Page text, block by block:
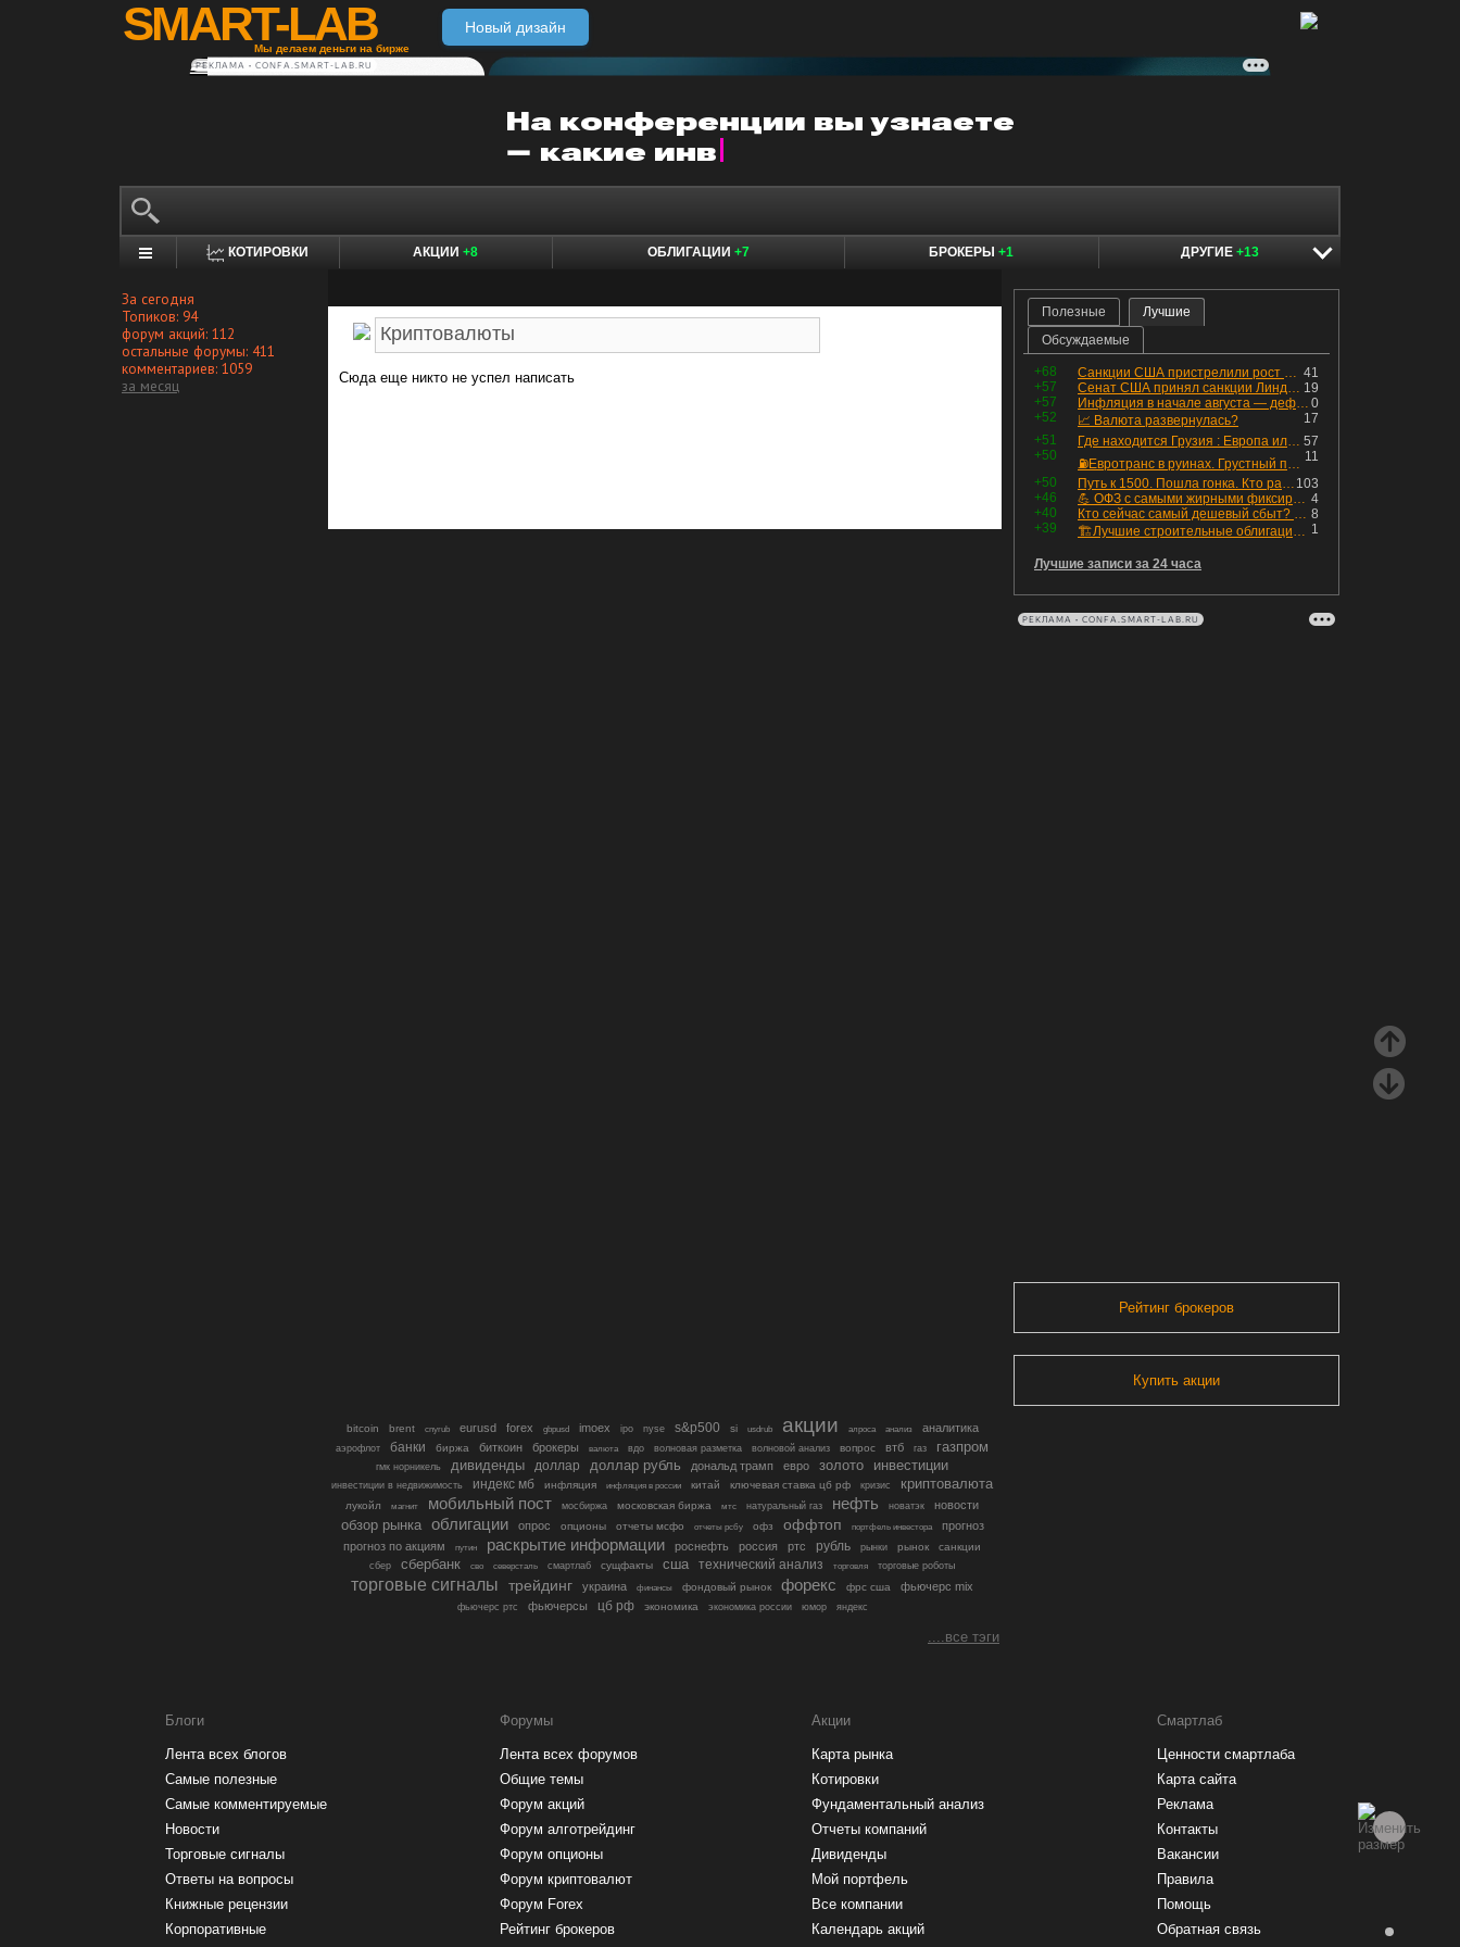
SMART-LAB
Мы делаем деньги на бирже
Новый дизайн
РЕКЛАМА • CONFA.SMART-LAB.RU
КОТИРОВКИ АКЦИИ +8 ОБЛИГАЦИИ +7 БРОКЕРЫ +1 ДРУГИЕ +13
За сегодня
Топиков: 94
форум акций: 112
остальные форумы: 411
комментариев: 1059
за месяц
Сюда еще никто не успел написать
Полезные
Лучшие
Обсуждаемые
+68 41
Санкции США пристрелили рост акций в России
+57
19
Сенат США принял санкции Линдси Грэма против России
+57
0
Инфляция в начале августа — дефляция из-за топлива и плодоовощной корзины, но услуги продолжают дорожать, а рубль начал ослабевать.
+52
17
📈 Валюта развернулась?
+51
57
Где находится Грузия : Европа или Азия
+50
11
⛽️Евротранс в руинах. Грустный пост😶😞 Что изменилось в облигациях?
+50
103
Путь к 1500. Пошла гонка. Кто раньше продаст.
+46
4
💪 ОФЗ с самыми жирными фиксированными купонами
+40
8
Кто сейчас самый дешевый сбыт? Сводный пост по сбытовым компаниям по отчетам РСБУ за Q2 26г.
+39
1
🏗Лучшие строительные облигации первого эшелона
Лучшие записи за 24 часа
РЕКЛАМА • CONFA.SMART-LAB.RU
Рейтинг брокеров
Купить акции
bitcoin brent cnyrub eurusd forex gbpusd imoex ipo nyse s&p500 si usdrub акции алроса анализ аналитика
аэрофлот банки биржа биткоин брокеры валюта вдо волновая разметка волновой анализ вопрос втб газ газпром
гмк норникель дивиденды доллар доллар рубль дональд трамп евро золото инвестиции
инвестиции в недвижимость индекс мб инфляция инфляция в россии китай ключевая ставка цб рф кризис криптовалюта
лукойл магнит мобильный пост мосбиржа московская биржа мтс натуральный газ нефть новатэк новости
обзор рынка облигации опрос опционы отчеты мсфо отчеты рсбу офз оффтоп портфель инвестора
прогноз
прогноз по акциям
путин раскрытие информации роснефть россия ртс рубль рынки рынок санкции
сбер сбербанк сво северсталь смартлаб сущфакты сша технический анализ торговля торговые роботы
торговые сигналы трейдинг украина финансы фондовый рынок форекс фрс сша фьючерс mix
фьючерс ртс фьючерсы цб рф экономика экономика россии юмор яндекс
....все тэги
Блоги
Лента всех блогов
Самые полезные
Самые комментируемые
Новости
Торговые сигналы
Ответы на вопросы
Книжные рецензии
Корпоративные
Форумы
Лента всех форумов
Общие темы
Форум акций
Форум алготрейдинг
Форум опционы
Форум криптовалют
Форум Forex
Рейтинг брокеров
Акции
Карта рынка
Котировки
Фундаментальный анализ
Отчеты компаний
Дивиденды
Мой портфель
Все компании
Календарь акций
Смартлаб
Ценности смартлаба
Карта сайта
Реклама
Контакты
Вакансии
Правила
Помощь
Обратная связь